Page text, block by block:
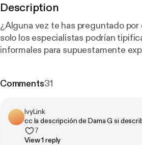
Description
¿Alguna vez te has preguntado
solo los especialistas podrían tipificarnos y ahora estamos
informales para supuestamente
Comments31
IvyLink
cc la descripción de Dama G si
7
View 1 reply